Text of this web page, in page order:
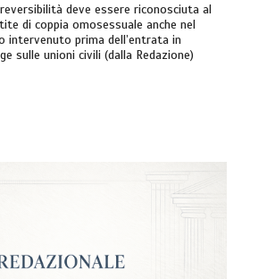
deve essere riconosciuta al
di coppia omosessuale anche nel
intervenuto prima dell’entrata in
sulle unioni civili (dalla Redazione)